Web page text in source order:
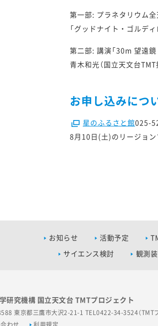
第一部: プラネタリウム
「グッドナイト・ゴルディ
第二部: 講演「30m 望遠鏡
青木和光（国立天文台TMT
お申し込みにつ
星のふるさと館025-
8月10日(土)のリージョン
お知らせ 活動予定
サイエンス検討
観測
研究機構 国立天文台 TMTプロジェクト
東京都三鷹市大沢2-21-1 TEL0422-34-3524（TMT